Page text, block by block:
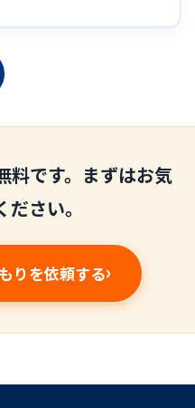
料です。まずはお気
さい。
りを依頼する